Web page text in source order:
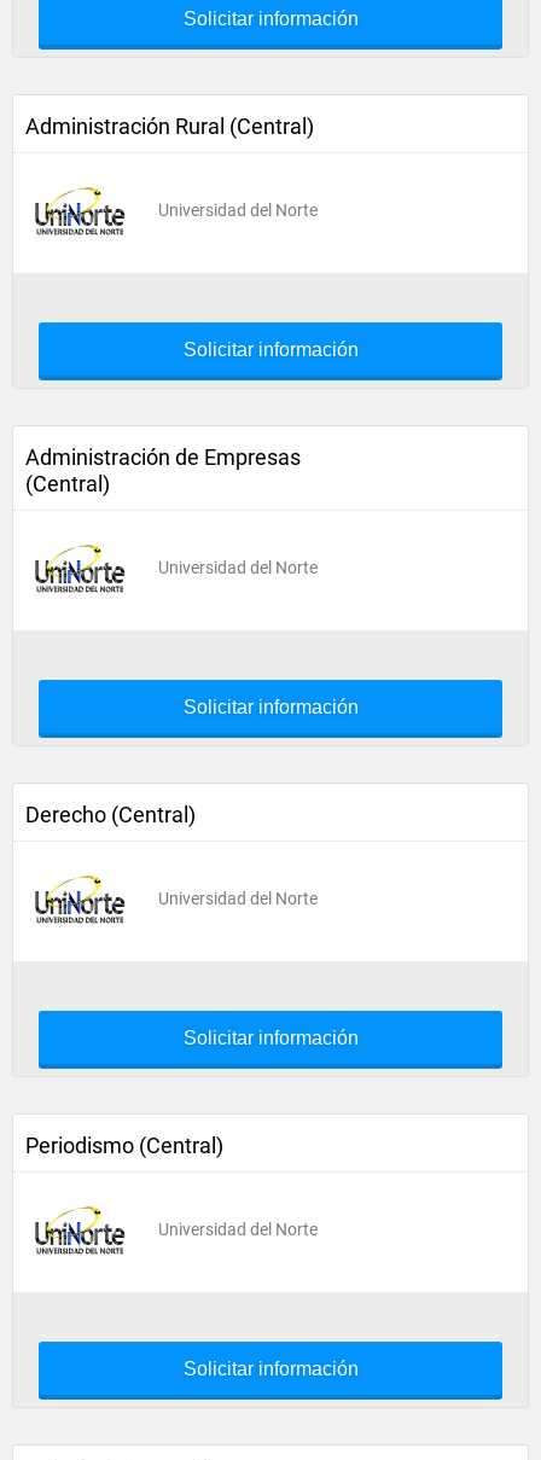
Solicitar información
Administración Rural (Central)
Universidad del Norte
Solicitar información
Administración de Empresas
(Central)
Universidad del Norte
Solicitar información
Derecho (Central)
Universidad del Norte
Solicitar información
Periodismo (Central)
Universidad del Norte
Solicitar información